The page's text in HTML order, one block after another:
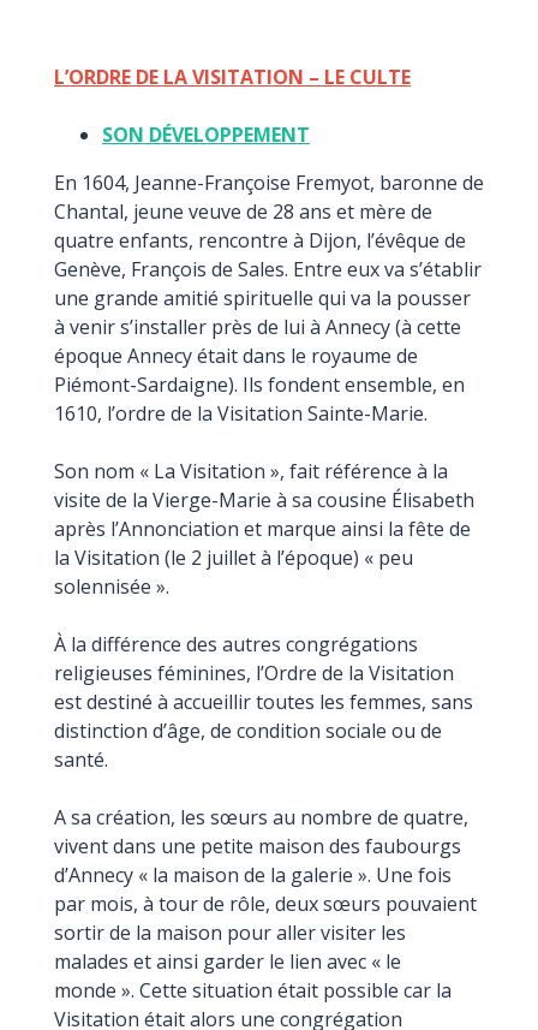
L’ORDRE DE LA VISITATION – LE CULTE
SON DÉVELOPPEMENT
En 1604, Jeanne-Françoise Fremyot, baronne de
Chantal, jeune veuve de 28 ans et mère de
quatre enfants, rencontre à Dijon, l’évêque de
Genève, François de Sales. Entre eux va s’établir
une grande amitié spirituelle qui va la pousser
à venir s’installer près de lui à Annecy (à cette
époque Annecy était dans le royaume de
Piémont-Sardaigne). Ils fondent ensemble, en
1610, l’ordre de la Visitation Sainte-Marie.
Son nom « La Visitation », fait référence à la
visite de la Vierge-Marie à sa cousine Élisabeth
après l’Annonciation et marque ainsi la fête de
la Visitation (le 2 juillet à l’époque) « peu
solennisée ».
À la différence des autres congrégations
religieuses féminines, l’Ordre de la Visitation
est destiné à accueillir toutes les femmes, sans
distinction d’âge, de condition sociale ou de
santé.
A sa création, les sœurs au nombre de quatre,
vivent dans une petite maison des faubourgs
d’Annecy « la maison de la galerie ». Une fois
par mois, à tour de rôle, deux sœurs pouvaient
sortir de la maison pour aller visiter les
malades et ainsi garder le lien avec « le
monde ». Cette situation était possible car la
Visitation était alors une congrégation